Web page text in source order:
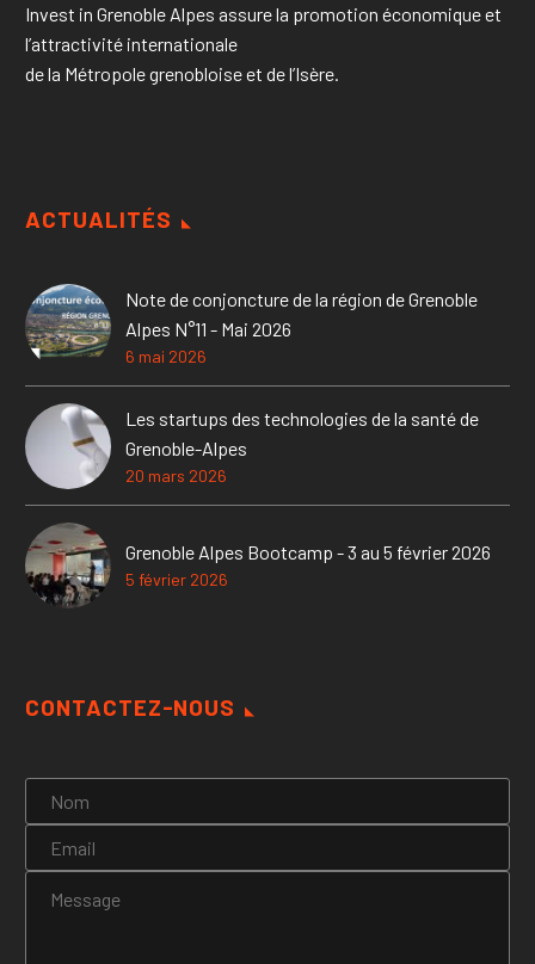
Invest in Grenoble Alpes assure la promotion économique et
l’attractivité internationale
de la Métropole grenobloise et de l’Isère.
ACTUALITÉS
Note de conjoncture de la région de Grenoble
Alpes N°11 - Mai 2026
6 mai 2026
Les startups des technologies de la santé de
Grenoble-Alpes
20 mars 2026
Grenoble Alpes Bootcamp - 3 au 5 février 2026
5 février 2026
CONTACTEZ-NOUS